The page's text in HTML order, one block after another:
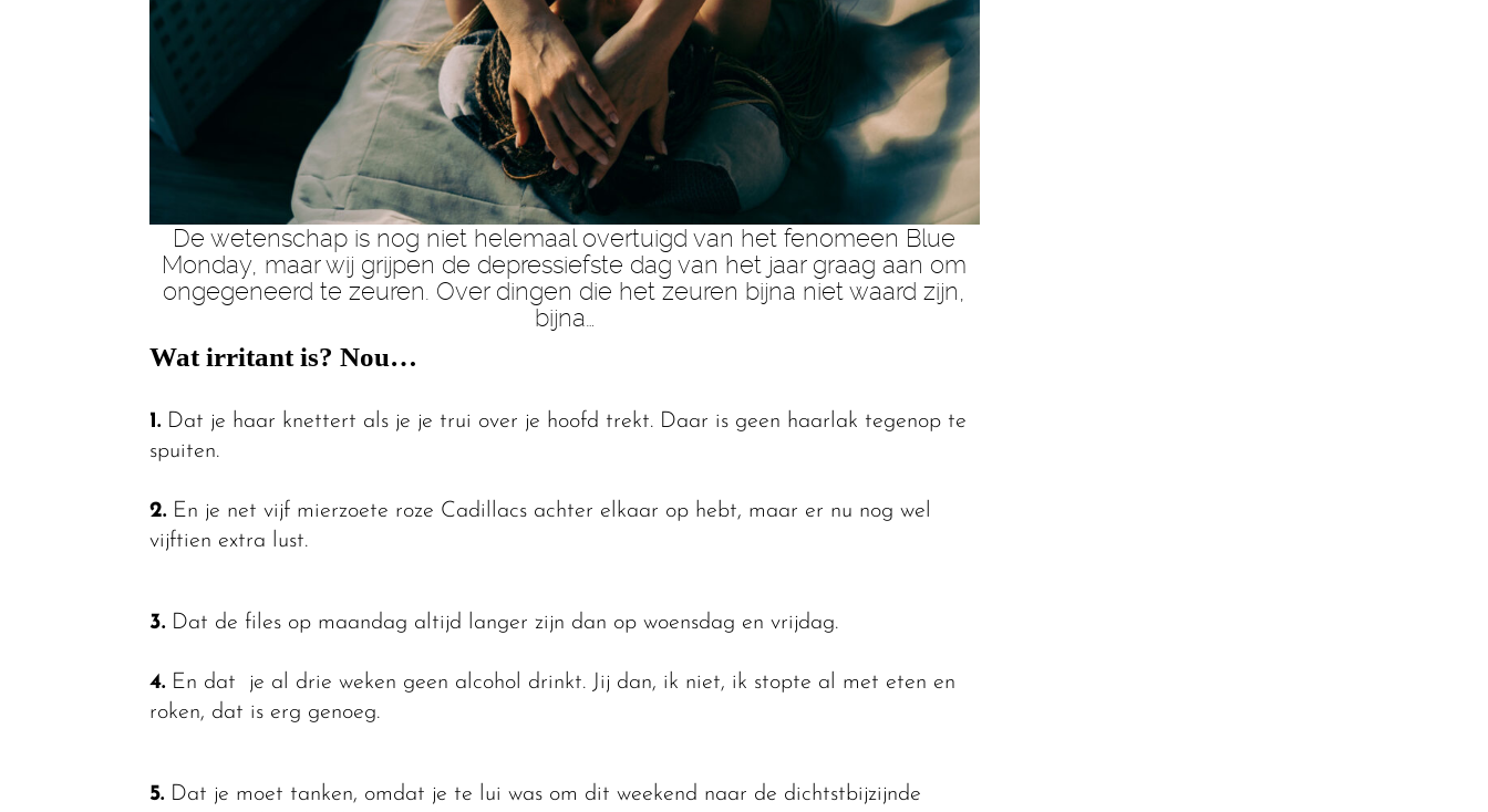
De wetenschap is nog niet helemaal overtuigd van het fenomeen Blue
Monday, maar wij grijpen de depressiefste dag van het jaar graag aan om
ongegeneerd te zeuren. Over dingen die het zeuren bijna niet waard zijn,
bijna…
Wat irritant is? Nou…
1.Dat je haar knettert als je je trui over je hoofd trekt. Daar is geen haarlak tegenop te
spuiten.
2.En je net vijf mierzoete roze Cadillacs achter elkaar op hebt, maar er nu nog wel
vijftien extra lust.
3.Dat de files op maandag altijd langer zijn dan op woensdag en vrijdag.
4.En dat je al drie weken geen alcohol drinkt. Jij dan, ik niet, ik stopte al met eten en
roken, dat is erg genoeg.
5.Dat je moet tanken, omdat je te lui was om dit weekend naar de dichtstbijzijnde